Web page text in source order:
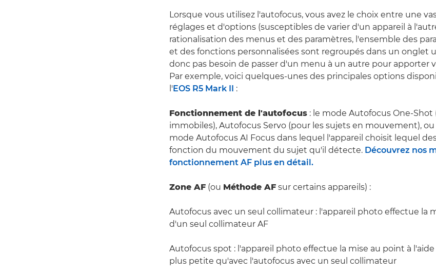
Lorsque vous utilisez l'autofocus, vous avez le choix entre une
réglages et d'options (susceptibles de varier d'un appareil à
rationalisation des menus et des paramètres, l'ensemble des
et des fonctions personnalisées sont regroupés dans un onglet
donc pas besoin de passer d'un menu à un autre pour apporter
Par exemple, voici quelques-unes des principales options
l'EOS R5 Mark II :
Fonctionnement de l'autofocus : le mode Autofocus One-Shot
immobiles), Autofocus Servo (pour les sujets en mouvement), ou
mode Autofocus AI Focus dans lequel l'appareil choisit lequel
fonction du mouvement du sujet qu'il détecte. Découvrez nos
fonctionnement AF plus en détail.
Zone AF (ou Méthode AF sur certains appareils) :
Autofocus avec un seul collimateur : l'appareil photo effectue la
d'un seul collimateur AF
Autofocus spot : l'appareil photo effectue la mise au point à
plus petite qu'avec l'autofocus avec un seul collimateur